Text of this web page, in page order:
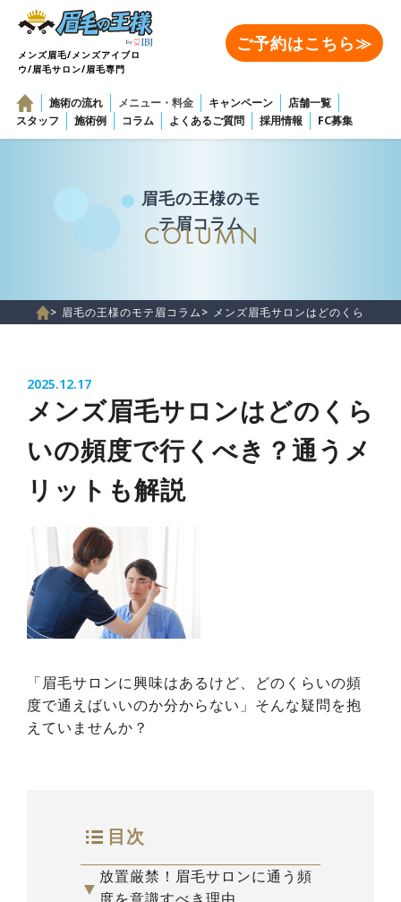
メンズ眉毛/メンズアイブロ
ウ/眉毛サロン/眉毛専門
ご予約はこちら≫
施術の流れ メニュー・料金 キャンペーン
店舗一覧
スタッフ
施術例 コラム よくあるご質問 採用情報 FC募集
眉毛の王様のモ
テ眉コラム
> 眉毛の王様のモテ眉コラム> メンズ眉毛サロンはどのくらいの
2025.12.17
メンズ眉毛サロンはどのくら
いの頻度で行くべき？通うメ
リットも解説
「眉毛サロンに興味はあるけど、どのくらいの頻
度で通えばいいのか分からない」そんな疑問を抱
えていませんか？
目次
▼
放置厳禁！眉毛サロンに通う頻